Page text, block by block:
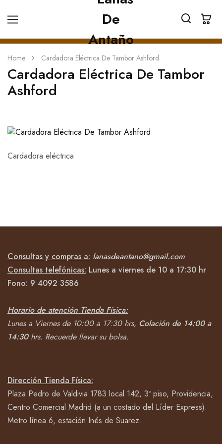
Home Cardadora Eléctrica De Tambor Ashford
Cardadora Eléctrica De Tambor
Ashford
Cardadora eléctrica
Consultas y compras a: lanasdeantano@gmail.com
Consultas telefónicas: Lunes a viernes de 10 a 17:30 hr
Fono: 9 4092 3586
Horario de atención Tienda Física:
Lunes a Viernes de 10:00 a 17:30 hrs, Colación de 14:00 a
14:30hrs. Recuerde llevar su bolsa.
Dirección Tienda Física:
Plaza Pedro de Valdivia 1783 local 142, 3º piso, Providencia,
Centro Comercial Madrid (a un costado del Líder Express).
Metro línea 6, estación Inés de Suarez.